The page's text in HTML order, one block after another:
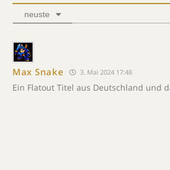
neuste
Max Snake 3. Mai 2024 17:48
Ein Flatout Titel aus Deutschland und